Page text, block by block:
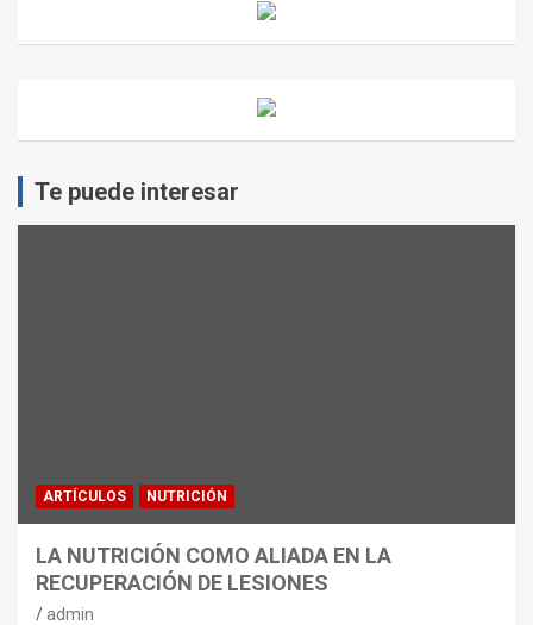
Te puede interesar
ARTÍCULOS NUTRICIÓN
LA NUTRICIÓN COMO ALIADA EN LA
RECUPERACIÓN DE LESIONES
admin